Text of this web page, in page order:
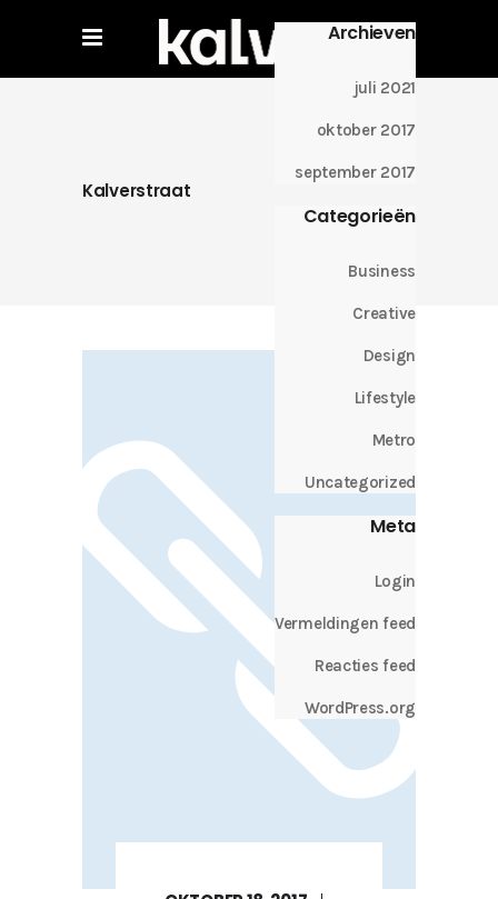
Archieven
juli 2021
oktober 2017
september 2017
Categorieën
Business
Creative
Design
Lifestyle
Metro
Uncategorized
Meta
Login
Vermeldingen feed
Reacties feed
WordPress.org
Kalverstraat